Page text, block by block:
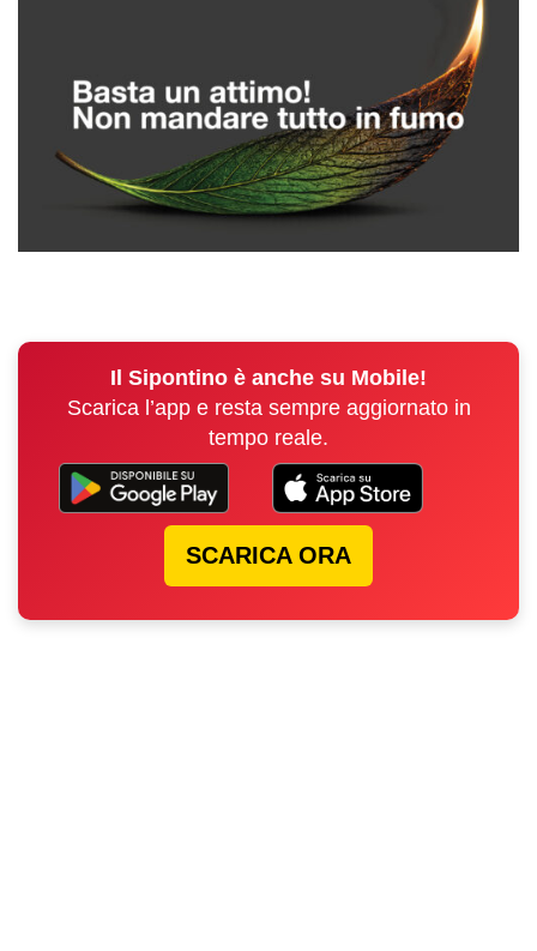
Il Sipontino è anche su Mobile!
Scarica l’app e resta sempre aggiornato in
tempo reale.
SCARICA ORA